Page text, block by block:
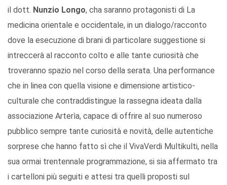
il dott. Nunzio Longo, cha saranno protagonisti di La
medicina orientale e occidentale, in un dialogo/racconto
dove la esecuzione di brani di particolare suggestione si
intreccerà al racconto colto e alle tante curiosità che
troveranno spazio nel corso della serata. Una performance
che in linea con quella visione e dimensione artistico-
culturale che contraddistingue la rassegna ideata dalla
associazione Arterìa, capace di offrire al suo numeroso
pubblico sempre tante curiosità e novità, delle autentiche
sorprese che hanno fatto sì che il VivaVerdi Multikulti, nella
sua ormai trentennale programmazione, si sia affermato tra
i cartelloni più seguiti e attesi tra quelli proposti sul